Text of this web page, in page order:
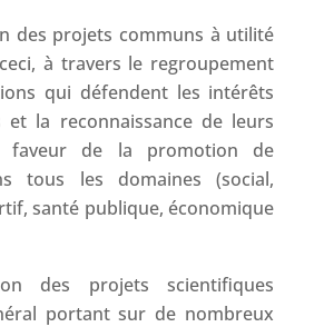
des projets communs à utilité
à travers le regroupement
qui défendent les intérêts
et la reconnaissance de leurs
faveur de la promotion de
tous les domaines (social,
santé publique, économique
des projets scientifiques
portant sur de nombreux